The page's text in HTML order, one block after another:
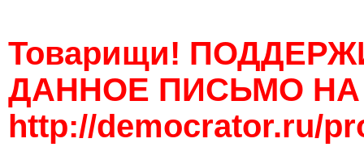
Товарищи!
ДАННОЕ ПИСЬМО
http://democrator.ru/